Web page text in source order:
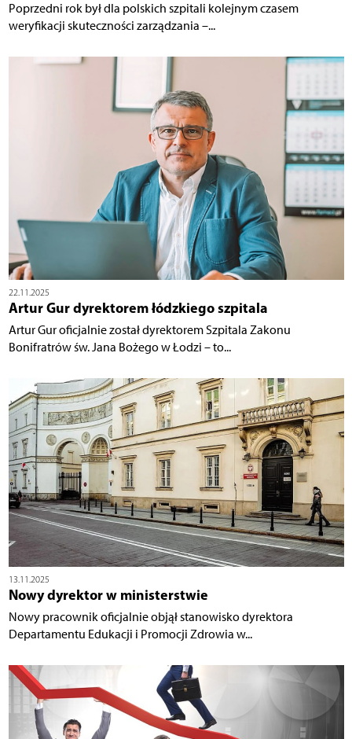
Poprzedni rok był dla polskich szpitali kolejnym czasem
weryfikacji skuteczności zarządzania –...
22.11.2025
Artur Gur dyrektorem łódzkiego szpitala
Artur Gur oficjalnie został dyrektorem Szpitala Zakonu
Bonifratrów św. Jana Bożego w Łodzi – to...
13.11.2025
Nowy dyrektor w ministerstwie
Nowy pracownik oficjalnie objął stanowisko dyrektora
Departamentu Edukacji i Promocji Zdrowia w...